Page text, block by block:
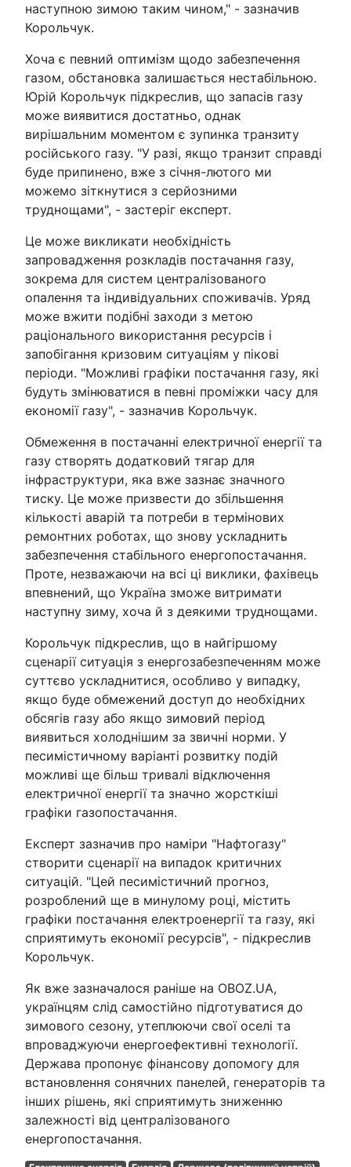
наступною зимою таким чином," - зазначив
Корольчук.
Хоча є певний оптимізм щодо забезпечення
газом, обстановка залишається нестабільною.
Юрій Корольчук підкреслив, що запасів газу
може виявитися достатньо, однак
вирішальним моментом є зупинка транзиту
російського газу. "У разі, якщо транзит справді
буде припинено, вже з січня-лютого ми
можемо зіткнутися з серйозними
труднощами", - застеріг експерт.
Це може викликати необхідність
запровадження розкладів постачання газу,
зокрема для систем централізованого
опалення та індивідуальних споживачів. Уряд
може вжити подібні заходи з метою
раціонального використання ресурсів і
запобігання кризовим ситуаціям у пікові
періоди. "Можливі графіки постачання газу, які
будуть змінюватися в певні проміжки часу для
економії газу", - зазначив Корольчук.
Обмеження в постачанні електричної енергії та
газу створять додатковий тягар для
інфраструктури, яка вже зазнає значного
тиску. Це може призвести до збільшення
кількості аварій та потреби в термінових
ремонтних роботах, що знову ускладнить
забезпечення стабільного енергопостачання.
Проте, незважаючи на всі ці виклики, фахівець
впевнений, що Україна зможе витримати
наступну зиму, хоча й з деякими труднощами.
Корольчук підкреслив, що в найгіршому
сценарії ситуація з енергозабезпеченням може
суттєво ускладнитися, особливо у випадку,
якщо буде обмежений доступ до необхідних
обсягів газу або якщо зимовий період
виявиться холоднішим за звичні норми. У
песимістичному варіанті розвитку подій
можливі ще більш тривалі відключення
електричної енергії та значно жорсткіші
графіки газопостачання.
Експерт зазначив про наміри "Нафтогазу"
створити сценарії на випадок критичних
ситуацій. "Цей песимістичний прогноз,
розроблений ще в минулому році, містить
графіки постачання електроенергії та газу, які
сприятимуть економії ресурсів", - підкреслив
Корольчук.
Як вже зазначалося раніше на OBOZ.UA,
українцям слід самостійно підготуватися до
зимового сезону, утеплюючи свої оселі та
впроваджуючи енергоефективні технології.
Держава пропонує фінансову допомогу для
встановлення сонячних панелей, генераторів та
інших рішень, які сприятимуть зниженню
залежності від централізованого
енергопостачання.